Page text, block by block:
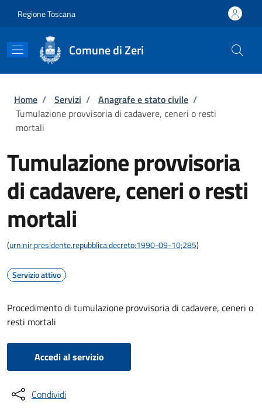
Regione Toscana
Comune di Zeri
Briciole di pane
Home / Servizi / Anagrafe e stato civile /
Tumulazione provvisoria di cadavere, ceneri o resti
mortali
Tumulazione provvisoria
di cadavere, ceneri o resti
mortali
(urn:nir:presidente.repubblica:decreto:1990-09-10;285)
Servizio attivo
Procedimento di tumulazione provvisoria di cadavere, ceneri o
resti mortali
Accedi al servizio
Condividi